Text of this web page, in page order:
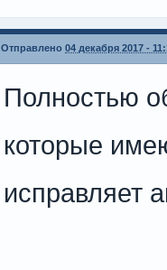
Отправлено 04 декабря 2017 -
Полностью
которые
исправляет